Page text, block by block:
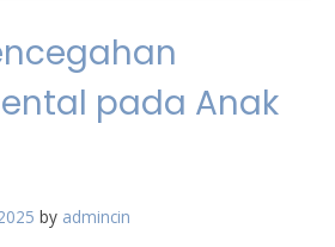
pada Anak
by admincin